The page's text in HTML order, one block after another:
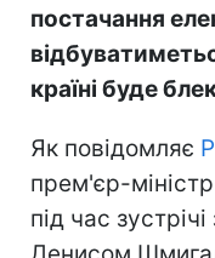
постачання
країні буде
Як повідомляє
прем'єр-
під час